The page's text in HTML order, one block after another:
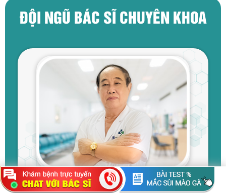
ĐỘI NGŨ BÁC SĨ CHUYÊN KHOA
Đại tá - Bác sĩ CKI